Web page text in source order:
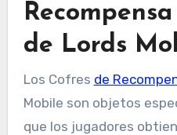
de Lords
Los Cofres de
Mobile son objetos
que los jugadores